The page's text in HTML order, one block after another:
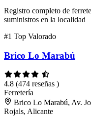
Registro completo de
suministros en la localidad
#1 Top Valorado
Brico Lo Marabú
4.8 (474 reseñas )
Ferretería
Brico Lo Marabú, Av.
Rojals, Alicante